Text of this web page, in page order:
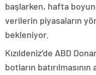
başlarken, hafta
verilerin piyasaların
bekleniyor.
Kızıldeniz’de ABD
botların